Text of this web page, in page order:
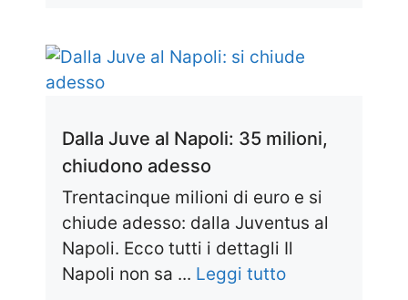
Dalla Juve al Napoli: 35 milioni,
chiudono adesso
Trentacinque milioni di euro e si
chiude adesso: dalla Juventus al
Napoli. Ecco tutti i dettagli Il
Napoli non sa ... Leggi tutto